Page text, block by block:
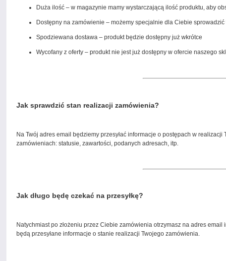
Duża ilość – w magazynie mamy wystarczającą ilość produktu, aby
Dostępny na zamówienie – możemy specjalnie dla Ciebie
Spodziewana dostawa – produkt będzie dostępny już wkrótce
Wycofany z oferty – produkt nie jest już dostępny w ofercie naszego
Jak sprawdzić stan realizacji zamówienia?
Na Twój adres email będziemy przesyłać informacje o postępach w
zamówieniach: statusie, zawartości, podanych adresach, itp.
Jak długo będę czekać na przesyłkę?
Natychmiast po złożeniu przez Ciebie zamówienia otrzymasz na adres
będą przesyłane informacje o stanie realizacji Twojego zamówienia.